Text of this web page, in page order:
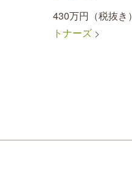
430万円（税抜き）
トナーズ